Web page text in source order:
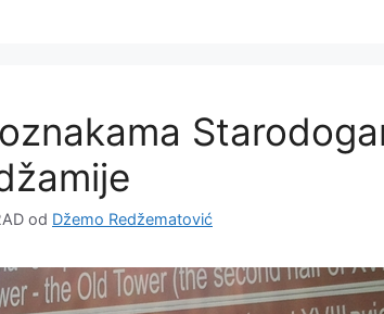
od Džemo Redžematović